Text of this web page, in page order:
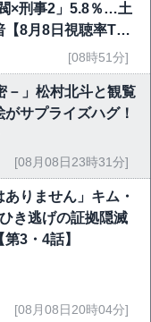
×刑事2」5.8％…土
【8月8日視聴率TO
[08時51分]
－」松村北斗と観覧
サプライズハグ！
[08月08日23時31分]
ありません」キム・
き逃げの証拠隠滅
3・4話】
[08月08日20時04分]